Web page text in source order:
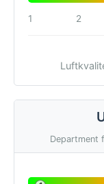
1 2
Department